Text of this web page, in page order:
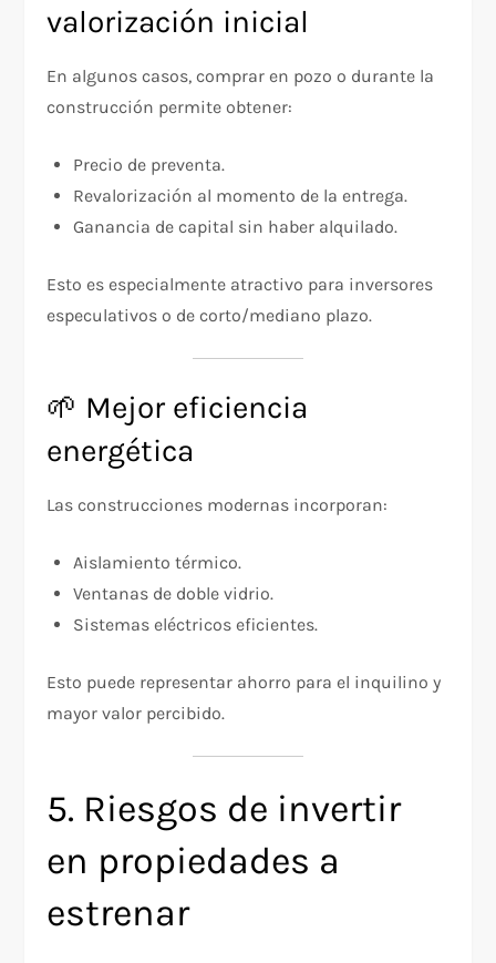
valorización inicial
En algunos casos, comprar en pozo o durante la
construcción permite obtener:
Precio de preventa.
Revalorización al momento de la entrega.
Ganancia de capital sin haber alquilado.
Esto es especialmente atractivo para inversores
especulativos o de corto/mediano plazo.
🌱 Mejor eficiencia
energética
Las construcciones modernas incorporan:
Aislamiento térmico.
Ventanas de doble vidrio.
Sistemas eléctricos eficientes.
Esto puede representar ahorro para el inquilino y
mayor valor percibido.
5. Riesgos de invertir
en propiedades a
estrenar